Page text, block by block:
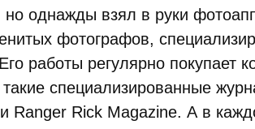
но однажды взял в руки
фотографов,
работы регулярно покупает
специализированные
Ranger Rick Magazine. А в